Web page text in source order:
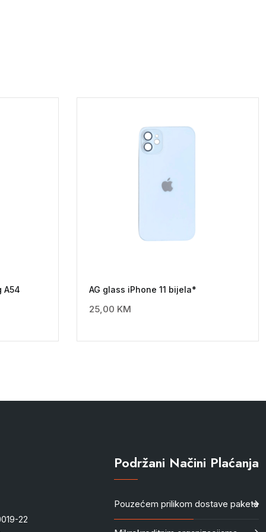
A54
AG glass iPhone 11 bijela*
25,00 KM
22
Podržani Načini Plaćanja
Pouzećem prilikom dostave paketa